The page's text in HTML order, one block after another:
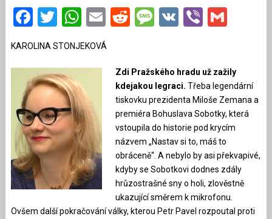
Facebook
Twitter
WhatsApp
EmailRedditMessage
VKViber
KAROLINA STONJEKOVÁ
Zdi Pražského hradu už zažily
kdejakou legraci. Třeba legendární
tiskovku prezidenta Miloše Zemana a
premiéra Bohuslava Sobotky, která
vstoupila do historie pod krycím
názvem „Nastav si to, máš to
obráceně“. A nebylo by asi překvapivé,
kdyby se Sobotkovi dodnes zdály
hrůzostrašné sny o holi, zlověstně
ukazující směrem k mikrofonu.
Ovšem další pokračování války, kterou Petr Pavel rozpoutal proti